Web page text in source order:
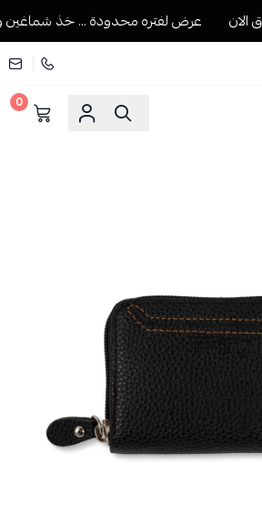
عرض لفتره محدودة ... خذ شماغين
الرجالية
0